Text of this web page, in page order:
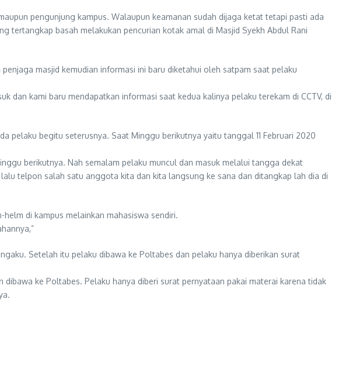
pengunjung kampus. Walaupun keamanan sudah dijaga ketat tetapi pasti ada
tertangkap basah melakukan pencurian kotak amal di Masjid Syekh Abdul Rani
masjid kemudian informasi ini baru diketahui oleh satpam saat pelaku
dan kami baru mendapatkan informasi saat kedua kalinya pelaku terekam di CCTV, di
pelaku begitu seterusnya. Saat Minggu berikutnya yaitu tanggal 11 Februari 2020
berikutnya. Nah semalam pelaku muncul dan masuk melalui tangga dekat
telpon salah satu anggota kita dan kita langsung ke sana dan ditangkap lah dia di
di kampus melainkan mahasiswa sendiri.
Setelah itu pelaku dibawa ke Poltabes dan pelaku hanya diberikan surat
ke Poltabes. Pelaku hanya diberi surat pernyataan pakai materai karena tidak